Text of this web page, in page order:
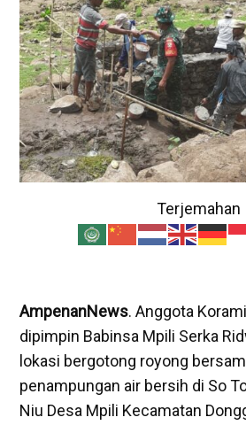
Terjemahan
AmpenanNews. Anggota
dipimpin Babinsa Mpili Serka
lokasi bergotong royong
penampungan air bersih di So
Niu Desa Mpili Kecamatan